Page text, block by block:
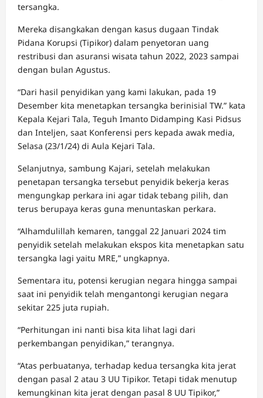
tersangka.
Mereka disangkakan dengan kasus dugaan Tindak
Pidana Korupsi (Tipikor) dalam penyetoran uang
restribusi dan asuransi wisata tahun 2022, 2023 sampai
dengan bulan Agustus.
“Dari hasil penyidikan yang kami lakukan, pada 19
Desember kita menetapkan tersangka berinisial TW.” kata
Kepala Kejari Tala, Teguh Imanto Didamping Kasi Pidsus
dan Inteljen, saat Konferensi pers kepada awak media,
Selasa (23/1/24) di Aula Kejari Tala.
Selanjutnya, sambung Kajari, setelah melakukan
penetapan tersangka tersebut penyidik bekerja keras
mengungkap perkara ini agar tidak tebang pilih, dan
terus berupaya keras guna menuntaskan perkara.
“Alhamdulillah kemaren, tanggal 22 Januari 2024 tim
penyidik setelah melakukan ekspos kita menetapkan satu
tersangka lagi yaitu MRE,” ungkapnya.
Sementara itu, potensi kerugian negara hingga sampai
saat ini penyidik telah mengantongi kerugian negara
sekitar 225 juta rupiah.
“Perhitungan ini nanti bisa kita lihat lagi dari
perkembangan penyidikan,” terangnya.
“Atas perbuatanya, terhadap kedua tersangka kita jerat
dengan pasal 2 atau 3 UU Tipikor. Tetapi tidak menutup
kemungkinan kita jerat dengan pasal 8 UU Tipikor,”